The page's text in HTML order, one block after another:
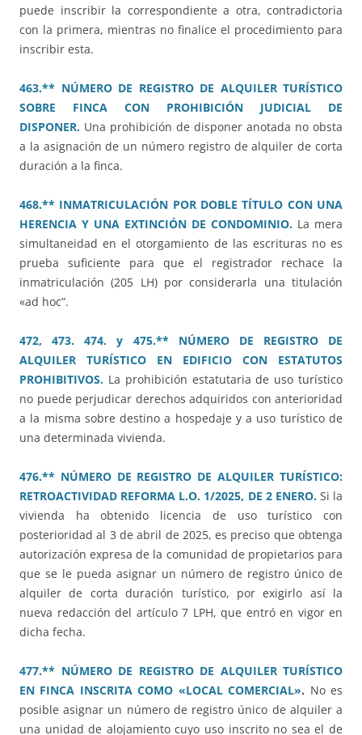
puede inscribir la correspondiente a otra, contradictoria
con la primera, mientras no finalice el procedimiento para
inscribir esta.
463.** NÚMERO DE REGISTRO DE ALQUILER TURÍSTICO
SOBRE FINCA CON PROHIBICIÓN JUDICIAL DE
DISPONER. Una prohibición de disponer anotada no obsta
a la asignación de un número registro de alquiler de corta
duración a la finca.
468.** INMATRICULACIÓN POR DOBLE TÍTULO CON UNA
HERENCIA Y UNA EXTINCIÓN DE CONDOMINIO. La mera
simultaneidad en el otorgamiento de las escrituras no es
prueba suficiente para que el registrador rechace la
inmatriculación (205 LH) por considerarla una titulación
«ad hoc”.
472, 473. 474. y 475.** NÚMERO DE REGISTRO DE
ALQUILER TURÍSTICO EN EDIFICIO CON ESTATUTOS
PROHIBITIVOS. La prohibición estatutaria de uso turístico
no puede perjudicar derechos adquiridos con anterioridad
a la misma sobre destino a hospedaje y a uso turístico de
una determinada vivienda.
476.** NÚMERO DE REGISTRO DE ALQUILER TURÍSTICO:
RETROACTIVIDAD REFORMA L.O. 1/2025, DE 2 ENERO. Si la
vivienda ha obtenido licencia de uso turístico con
posterioridad al 3 de abril de 2025, es preciso que obtenga
autorización expresa de la comunidad de propietarios para
que se le pueda asignar un número de registro único de
alquiler de corta duración turístico, por exigirlo así la
nueva redacción del artículo 7 LPH, que entró en vigor en
dicha fecha.
477.** NÚMERO DE REGISTRO DE ALQUILER TURÍSTICO
EN FINCA INSCRITA COMO «LOCAL COMERCIAL». No es
posible asignar un número de registro único de alquiler a
una unidad de alojamiento cuyo uso inscrito no sea el de